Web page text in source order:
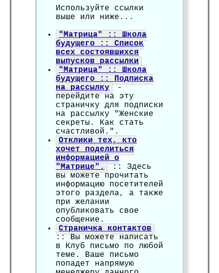
Используйте ссылки
выше или ниже...
"Матрица" :: Школа
будущего :: Список
всех состоявшихся
выпусков рассылки
"Матрица" :: Школа
будущего :: Подписка
на рассылку -
перейдите на эту
страничку для подписки
на рассылку "Женские
секреты. Как стать
счастливой.".
Отклики тех, кто
хочет поделиться
информацией о
"Матрице". :: Здесь
вы можете прочитать
информацию посетителей
этого раздела, а также
при желании
опубликовать свое
сообщение.
Страничка контактов
:: Вы можете написать
в Клуб письмо по любой
теме. Ваше письмо
попадет напрямую